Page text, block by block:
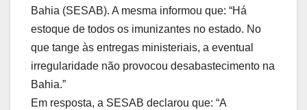
Bahia (SESAB). A mesma informou que: “Há
estoque de todos os imunizantes no estado. No
que tange às entregas ministeriais, a eventual
irregularidade não provocou desabastecimento na
Bahia.”
Em resposta, a SESAB declarou que: “A